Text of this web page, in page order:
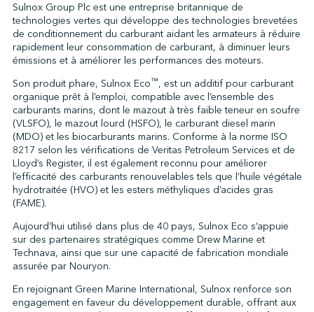
Sulnox Group Plc est une entreprise britannique de
technologies vertes qui développe des technologies brevetées
de conditionnement du carburant aidant les armateurs à réduire
rapidement leur consommation de carburant, à diminuer leurs
émissions et à améliorer les performances des moteurs.
Son produit phare, Sulnox Eco™, est un additif pour carburant
organique prêt à l’emploi, compatible avec l’ensemble des
carburants marins, dont le mazout à très faible teneur en soufre
(VLSFO), le mazout lourd (HSFO), le carburant diesel marin
(MDO) et les biocarburants marins. Conforme à la norme ISO
8217 selon les vérifications de Veritas Petroleum Services et de
Lloyd’s Register, il est également reconnu pour améliorer
l’efficacité des carburants renouvelables tels que l’huile végétale
hydrotraitée (HVO) et les esters méthyliques d’acides gras
(FAME).
Aujourd’hui utilisé dans plus de 40 pays, Sulnox Eco s’appuie
sur des partenaires stratégiques comme Drew Marine et
Technava, ainsi que sur une capacité de fabrication mondiale
assurée par Nouryon.
En rejoignant Green Marine International, Sulnox renforce son
engagement en faveur du développement durable, offrant aux